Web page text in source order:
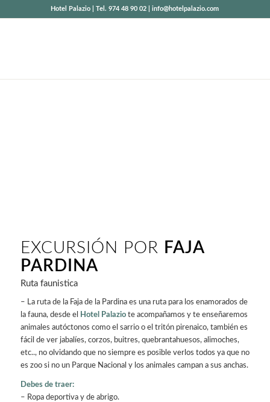
Hotel Palazio | Tel. 974 48 90 02 | info@hotelpalazio.com
EXCURSIÓN POR FAJA
PARDINA
Ruta faunistica
– La ruta de la Faja de la Pardina es una ruta para los enamorados de
la fauna, desde el
Hotel Palaziote acompañamos y te enseñaremos
animales autóctonos como el sarrio o el tritón pirenaico, también es
fácil de ver jabalíes, corzos, buitres, quebrantahuesos, alimoches,
etc.., no olvidando que no siempre es posible verlos todos ya que no
es zoo si no un Parque Nacional y los animales campan a sus anchas.
Debes de traer:
– Ropa deportiva y de abrigo.